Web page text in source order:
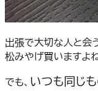
出張で大切な人と会
松みやげ買いますよ
でも、 いつも同じ